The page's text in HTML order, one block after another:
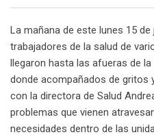
La mañana de este lunes 15
trabajadores de la salud de
llegaron hasta las afueras de
donde acompañados de gritos
con la directora de Salud
problemas que vienen
necesidades dentro de las